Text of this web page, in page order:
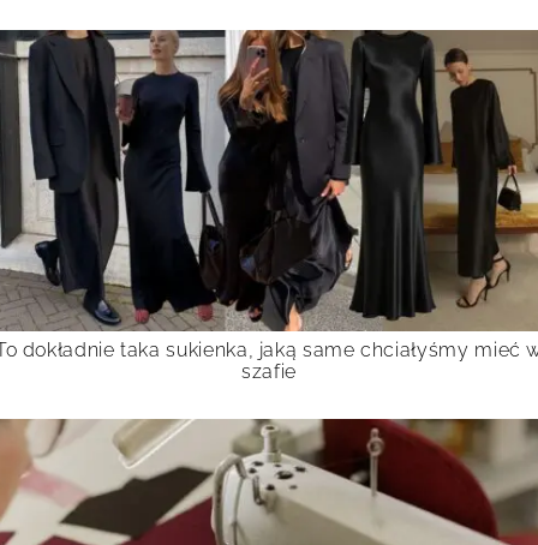
dokładnie taka sukienka, jaką same chciałyśmy mieć
szafie